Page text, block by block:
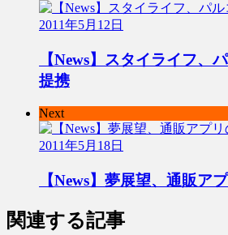
2011年5月12日
【News】スタイライフ、
提携
Next
2011年5月18日
【News】夢展望、通販ア
関連する記事